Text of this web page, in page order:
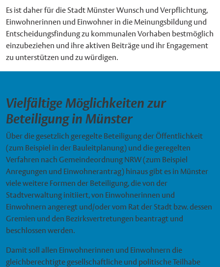
Es ist daher für die Stadt Münster Wunsch und Verpflichtung,
Einwohnerinnen und Einwohner in die Meinungsbildung und
Entscheidungsfindung zu kommunalen Vorhaben bestmöglich
einzubeziehen und ihre aktiven Beiträge und ihr Engagement
zu unterstützen und zu würdigen.
Vielfältige Möglichkeiten zur
Beteiligung in Münster
Über die gesetzlich geregelte Beteiligung der Öffentlichkeit
(zum Beispiel in der Bauleitplanung) und die geregelten
Verfahren nach Gemeindeordnung NRW (zum Beispiel
Anregungen und Einwohnerantrag) hinaus gibt es in Münster
viele weitere Formen der Beteiligung, die von der
Stadtverwaltung initiiert, von Einwohnerinnen und
Einwohnern angeregt und/oder vom Rat der Stadt bzw. dessen
Gremien und den Bezirksvertretungen beantragt und
beschlossen werden.
Damit soll allen Einwohnerinnen und Einwohnern die
gleichberechtigte gesellschaftliche und politische Teilhabe